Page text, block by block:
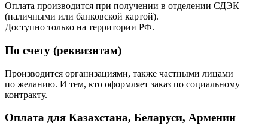
Оплата производится при получении в отделении СДЭК
(наличными или банковской картой).
Доступно только на территории РФ.
По счету (реквизитам)
Производится организациями, также частными лицами
по желанию. И тем, кто оформляет заказ по социальному
контракту.
Оплата для Казахстана, Беларуси, Армении